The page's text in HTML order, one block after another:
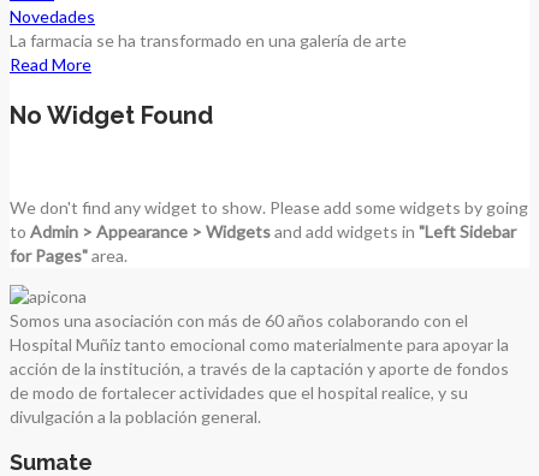
Novedades
La farmacia se ha transformado en una galería de arte
Read More
No Widget Found
We don't find any widget to show. Please add some widgets by going
to Admin > Appearance > Widgetsand add widgets in "Left Sidebar
for Pages"area.
Somos una asociación con más de 60 años colaborando con el
Hospital Muñiz tanto emocional como materialmente para apoyar la
acción de la institución, a través de la captación y aporte de fondos
de modo de fortalecer actividades que el hospital realice, y su
divulgación a la población general.
Sumate